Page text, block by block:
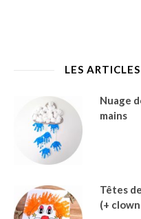
LES
Nuage
mains
Têtes
(+